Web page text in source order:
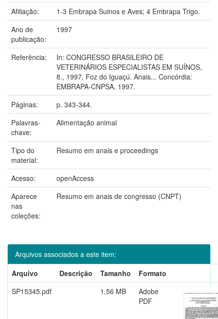
Afiliação:
1-3 Embrapa Suinos e Aves; 4 Embrapa Trigo.
Ano de
publicação:
1997
Referência:
In: CONGRESSO BRASILEIRO DE
VETERINÁRIOS ESPECIALISTAS EM SUÍNOS,
8., 1997, Foz do Iguaçú. Anais... Concórdia:
EMBRAPA-CNPSA, 1997.
Páginas:
p. 343-344.
Palavras-
chave:
Alimentação animal
Tipo do
material:
Resumo em anais e proceedings
Acesso:
openAccess
Aparece
nas
coleções:
Resumo em anais de congresso (CNPT)
Arquivos associados a este item:
Arquivo
Descrição Tamanho
Formato
SP15345.pdf
1,56 MB
Adobe
PDF